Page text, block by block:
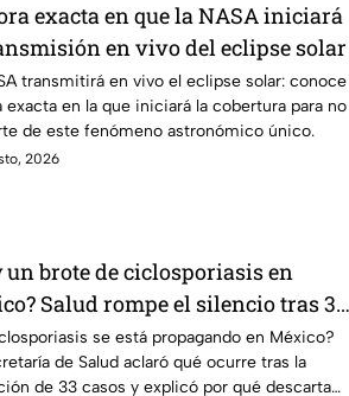
exacta en que la NASA iniciará
en vivo del eclipse solar
transmitirá en vivo el eclipse solar: conoce
exacta en la que iniciará la cobertura para no
de este fenómeno astronómico único.
2026
un brote de ciclosporiasis en
Salud rompe el silencio tras 33
detectadosse está propagando en México?
de Salud aclaró qué ocurre tras la
de 33 casos y explicó por qué descarta